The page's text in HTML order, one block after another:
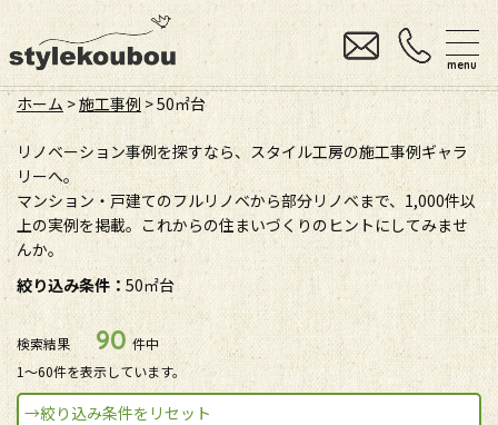
menu
ホーム >施工事例 >50㎡台
リノベーション事例を探すなら、スタイル工房の施工事例ギャラ
リーへ。
マンション・戸建てのフルリノベから部分リノベまで、1,000件以
上の実例を掲載。これからの住まいづくりのヒントにしてみませ
んか。
絞り込み条件：50㎡台
検索結果 90 件中
1〜60件を表示しています。
→絞り込み条件をリセット